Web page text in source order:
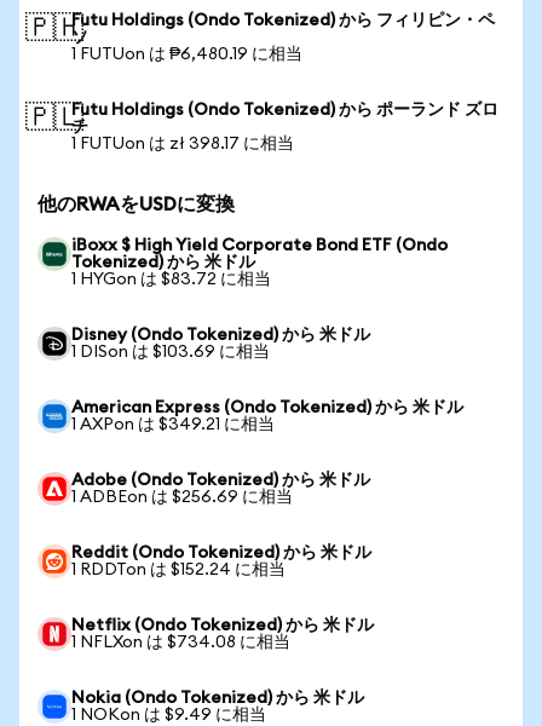
🇵🇭Futu Holdings (Ondo Tokenized) から フィリピン・ペ
ソ
1 FUTUon は ₱6,480.19 に相当
🇵🇱Futu Holdings (Ondo Tokenized) から ポーランド ズロ
チ
1 FUTUon は zł 398.17 に相当
他のRWAをUSDに変換
iBoxx $ High Yield Corporate Bond ETF (Ondo
Tokenized) から 米ドル
1 HYGon は $83.72 に相当
Disney (Ondo Tokenized) から 米ドル
1 DISon は $103.69 に相当
American Express (Ondo Tokenized) から 米ドル
1 AXPon は $349.21 に相当
Adobe (Ondo Tokenized) から 米ドル
1 ADBEon は $256.69 に相当
Reddit (Ondo Tokenized) から 米ドル
1 RDDTon は $152.24 に相当
Netflix (Ondo Tokenized) から 米ドル
1 NFLXon は $734.08 に相当
Nokia (Ondo Tokenized) から 米ドル
1 NOKon は $9.49 に相当